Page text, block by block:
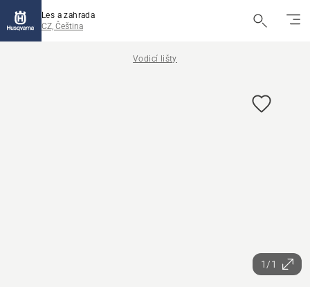
Les a zahrada
CZ, Čeština
Vodicí lišty
1/1